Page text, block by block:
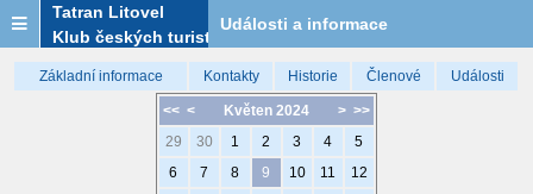
Tatran Litovel
Klub českých turistů
Události a informace
Základní informace Kontakty Historie Členové Události
<< < > >>
Květen 2024
29
30 1 2 3 4
5
6
7 8 9 10 11
12